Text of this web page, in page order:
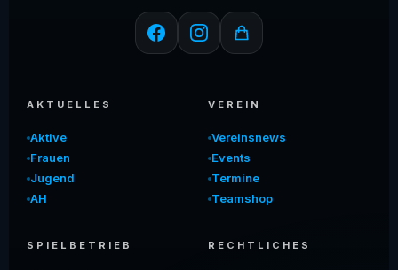
AKTUELLES
Aktive
Frauen
Jugend
AH
VEREIN
Vereinsnews
Events
Termine
Teamshop
SPIELBETRIEB RECHTLICHES